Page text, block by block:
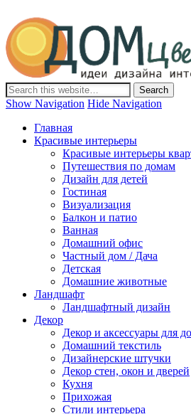
Дом-Цветник
Дизайн интерьера и ландшафта,
Идеи со всего мира.
Show Navigation Hide Navigation
Главная
Красивые интерьеры
Красивые интерьеры
Путешествия по домам
Дизайн для детей
Гостиная
Визуализация
Балкон и патио
Ванная
Домашний офис
Частный дом / Дача
Детская
Домашние животные
Ландшафт
Ландшафтный дизайн
Декор
Декор и аксессуары для
Домашний текстиль
Дизайнерские штучки
Декор стен, окон и дверей
Кухня
Прихожая
Стили интерьера